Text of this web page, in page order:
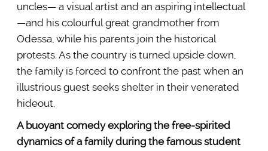
uncles— a visual artist and an aspiring intellectual
—and his colourful great grandmother from
Odessa, while his parents join the historical
protests. As the country is turned upside down,
the family is forced to confront the past when an
illustrious guest seeks shelter in their venerated
hideout.
A buoyant comedy exploring the free-spirited
dynamics of a family during the famous student